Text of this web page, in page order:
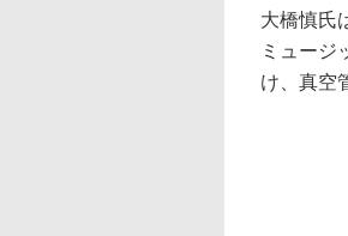
大橋慎氏
ミュージ
け、真空